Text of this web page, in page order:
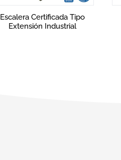
Escalera Certificada Tipo
Sencilla Industrial